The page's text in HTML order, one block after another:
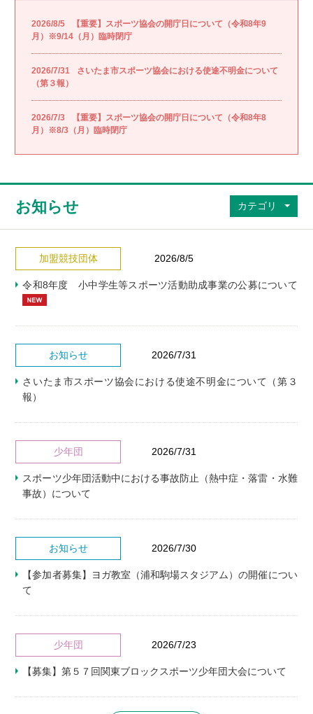
2026/8/5
【重要】スポーツ協会の開庁日について（令和8年9
月）※9/14（月）臨時閉庁
2026/7/31
さいたま市スポーツ協会における使途不明金について
（第３報）
2026/7/3
【重要】スポーツ協会の開庁日について（令和8年8
月）※8/3（月）臨時閉庁
お知らせ カテゴリ
加盟競技団体 2026/8/5
令和8年度 小中学生等スポーツ活動助成事業の公募について
お知らせ 2026/7/31
さいたま市スポーツ協会における使途不明金について（第３
報）
少年団 2026/7/31
スポーツ少年団活動中における事故防止（熱中症・落雷・水難
事故）について
お知らせ 2026/7/30
【参加者募集】ヨガ教室（浦和駒場スタジアム）の開催につい
て
少年団 2026/7/23
【募集】第５７回関東ブロックスポーツ少年団大会について